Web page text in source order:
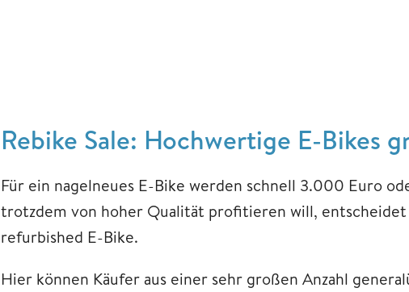
Rebike Sale: Hochwertige E-Bikes
Für ein nagelneues E-Bike werden schnell 3.000 Euro
trotzdem von hoher Qualität profitieren will, entscheidet
refurbished E-Bike.
Hier können Käufer aus einer sehr großen Anzahl